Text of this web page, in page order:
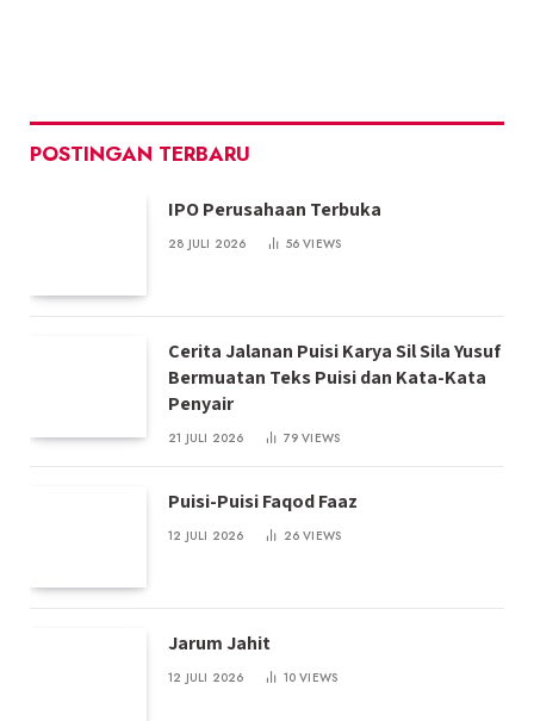
POSTINGAN TERBARU
IPO Perusahaan Terbuka
28 JULI 2026 56VIEWS
Cerita Jalanan Puisi Karya Sil Sila Yusuf
Bermuatan Teks Puisi dan Kata-Kata
Penyair
21 JULI 2026 79VIEWS
Puisi-Puisi Faqod Faaz
12 JULI 2026 26VIEWS
Jarum Jahit
12 JULI 2026 10VIEWS